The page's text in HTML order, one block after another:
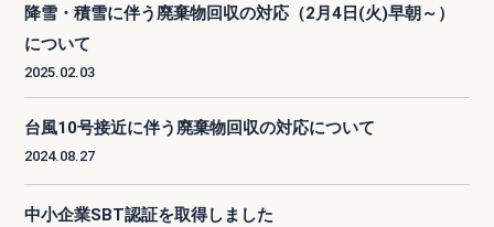
降雪・積雪に伴う廃棄物回収の対応（2月4日(火)早朝～）
について
2025.02.03
台風10号接近に伴う廃棄物回収の対応について
2024.08.27
中小企業SBT認証を取得しました